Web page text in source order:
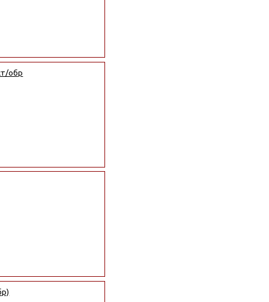
обр